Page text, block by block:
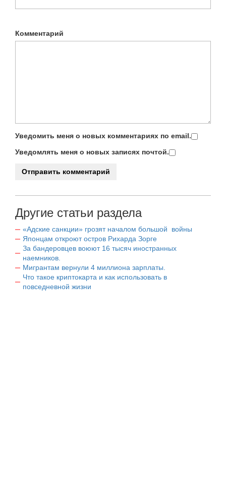
Комментарий
Уведомить меня о новых комментариях по email.
Уведомлять меня о новых записях почтой.
Другие статьи раздела
«Адские санкции» грозят началом большой войны
Японцам откроют остров Рихарда Зорге
За бандеровцев воюют 16 тысяч иностранных
наемников.
Мигрантам вернули 4 миллиона зарплаты.
Что такое криптокарта и как использовать в
повседневной жизни